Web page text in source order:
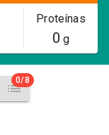
Proteínas
0 g
0/8